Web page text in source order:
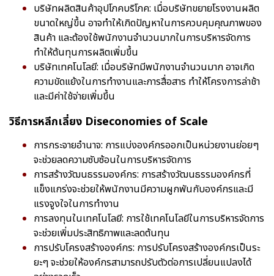
บริษัทผลิตสินค้าอุปโภคบริโภค: เมื่อบริษัทขยายโรงงานผลิต
ขนาดใหญ่ขึ้น อาจทำให้เกิดปัญหาในการควบคุมคุณภาพของ
สินค้า และต้องใช้พนักงานจำนวนมากในการบริหารจัดการ
ทำให้ต้นทุนการผลิตเพิ่มขึ้น
บริษัทเทคโนโลยี: เมื่อบริษัทมีพนักงานจำนวนมาก อาจเกิด
ความขัดแย้งในการทำงานและการสื่อสาร ทำให้โครงการล่าช้า
และมีค่าใช้จ่ายเพิ่มขึ้น
วิธีการหลีกเลี่ยง Diseconomies of Scale
การกระจายอำนาจ: การแบ่งองค์กรออกเป็นหน่วยงานย่อยๆ
จะช่วยลดความซับซ้อนในการบริหารจัดการ
การสร้างวัฒนธรรมองค์กร: การสร้างวัฒนธรรมองค์กรที่
แข็งแกร่งจะช่วยให้พนักงานมีความผูกพันกับองค์กรและมี
แรงจูงใจในการทำงาน
การลงทุนในเทคโนโลยี: การใช้เทคโนโลยีในการบริหารจัดการ
จะช่วยเพิ่มประสิทธิภาพและลดต้นทุน
การปรับโครงสร้างองค์กร: การปรับโครงสร้างองค์กรเป็นระ
ยะๆ จะช่วยให้องค์กรสามารถปรับตัวต่อการเปลี่ยนแปลงได้